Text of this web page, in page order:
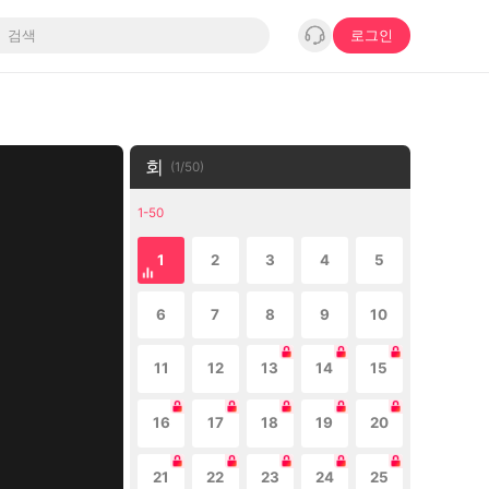
로그인
회 (1/50)
1-50
1 2 3 4 5
6 7 8 9 10
11 12 13 14 15
16 17 18 19 20
21 22 23 24 25